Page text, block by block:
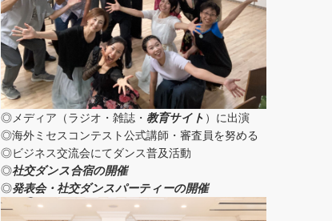
◎メディア（ラジオ・雑誌・ 教育サイト ）に出演
◎海外ミセスコンテスト公式講師・審査員を努める
◎ビジネス交流会にてダンス普及活動
◎社交ダンス合宿の開催
◎発表会・社交ダンスパーティーの開催